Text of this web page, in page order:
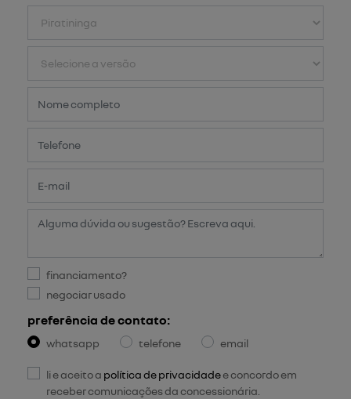
financiamento?
negociar usado
preferência de contato:
whatsapp telefone email
li e aceito a política de privacidadee concordo em
receber comunicações da concessionária.